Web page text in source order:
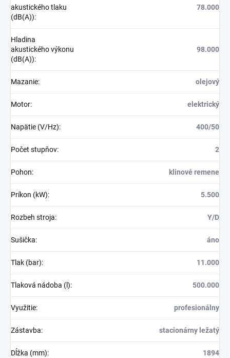
akustického tlaku
(dB(A)):
78.000
Hladina
akustického výkonu
(dB(A)):
98.000
Mazanie: olejový
Motor: elektrický
Napätie (V/Hz): 400/50
Počet stupňov: 2
Pohon: klinové remene
Príkon (kW): 5.500
Rozbeh stroja: Y/D
Sušička: áno
Tlak (bar): 11.000
Tlaková nádoba (l): 500.000
Využitie: profesionálny
Zástavba: stacionárny ležatý
Dĺžka (mm): 1894